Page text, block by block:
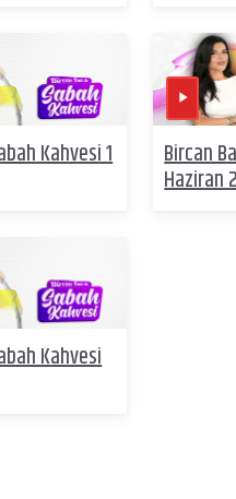
Kahvesi 1 Bircan
Haziran
Kahvesi